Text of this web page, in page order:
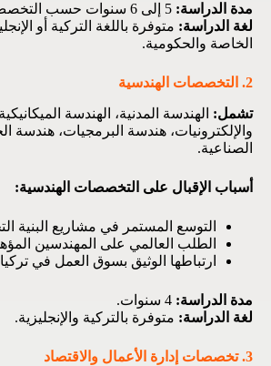
مدة الدراسة:
لغة الدراسة: متوفرة باللغة التركية أو
الخاصة والحكومية.
2. التخصصات الهندسية
تشمل: الهندسة المدنية، الهندسة
والإلكترونيات، هندسة البرمجيات، هندسة
الصناعية.
أسباب الإقبال على التخصصات الهندسية:
التوسع المستمر في مشاريع البنية
الطلب العالمي على المهندسين
ارتباطها الوثيق بسوق العمل في
مدة الدراسة:
لغة الدراسة: متوفرة بالتركية والإنجليزية.
3. تخصصات إدارة الأعمال والاقتصاد